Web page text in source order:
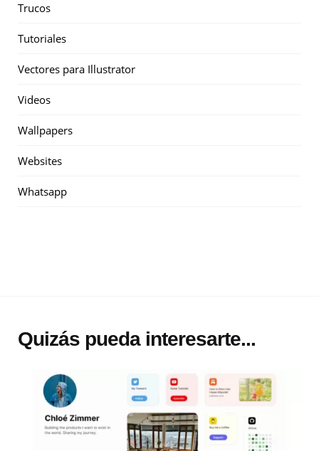
Trucos
Tutoriales
Vectores para Illustrator
Videos
Wallpapers
Websites
Whatsapp
Quizás pueda interesarte...